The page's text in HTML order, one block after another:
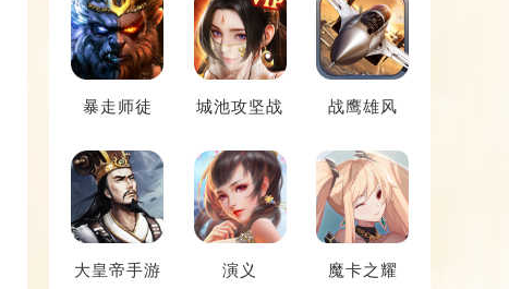
暴走师徒 城池攻坚战 战鹰雄风
大皇帝手游 演义 魔卡之耀